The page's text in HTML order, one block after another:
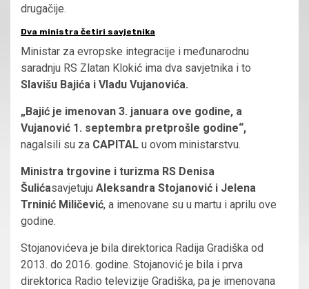
drugačije.
Dva ministra četiri savjetnika
Ministar za evropske integracije i međunarodnu
saradnju RS Zlatan Klokić ima dva savjetnika i to
Slavišu Bajića i Vladu Vujanovića.
„Bajić je imenovan 3. januara ove godine, a
Vujanović 1. septembra pretprošle godine“,
nagalsili su za CAPITAL u ovom ministarstvu.
Ministra trgovine i turizma RS Denisa
Šulićasavjetuju Aleksandra Stojanović i Jelena
Trninić Miličević, a imenovane su u martu i aprilu ove
godine.
Stojanovićeva je bila direktorica Radija Gradiška od
2013. do 2016. godine. Stojanović je bila i prva
direktorica Radio televizije Gradiška, pa je imenovana